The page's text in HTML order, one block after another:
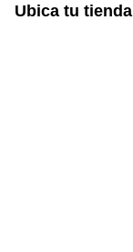
Ubica tu tienda